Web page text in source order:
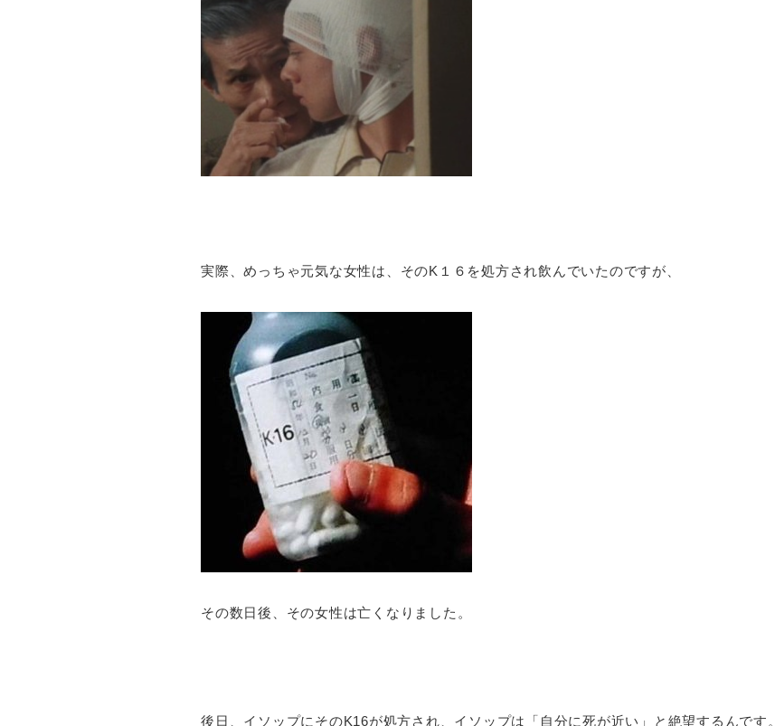
実際、めっちゃ元気な女性は、そのK１６を処方され飲んでいたのですが、
その数日後、その女性は亡くなりました。
後日、イソップにそのK16が処方され、イソップは「自分に死が近い」と絶望するんです。